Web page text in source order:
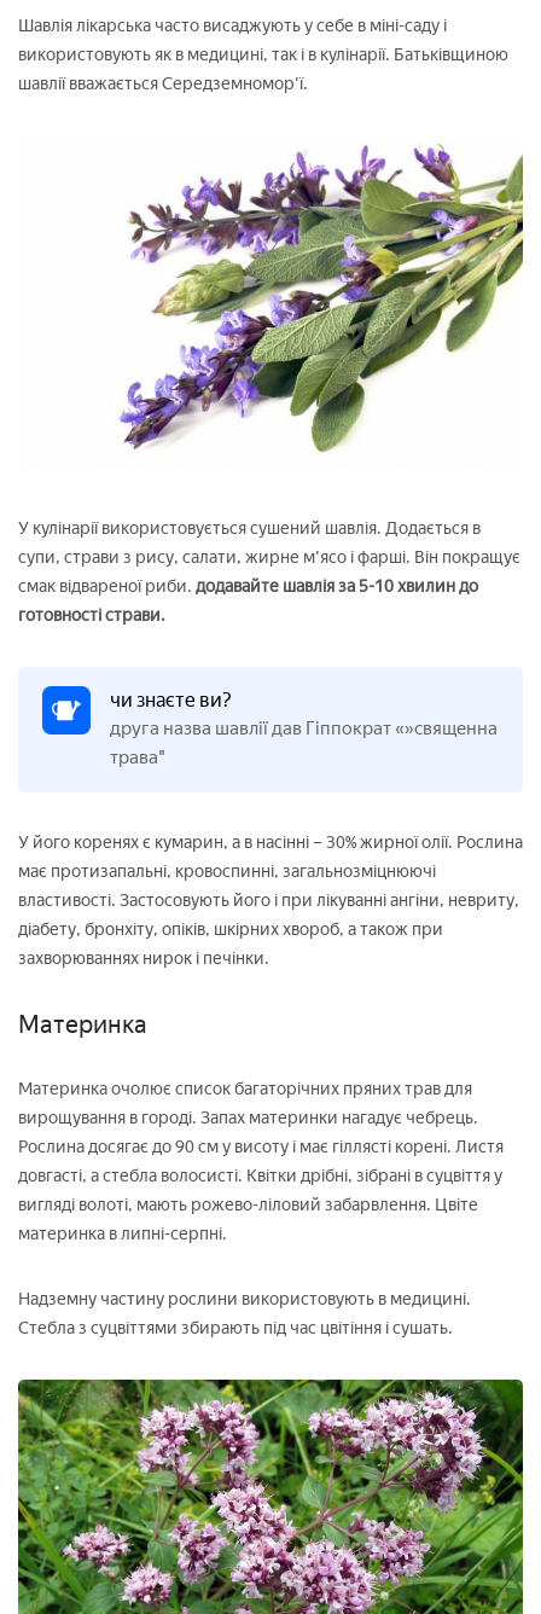
Шавлія лікарська часто висаджують у себе в міні-саду і
використовують як в медицині, так і в кулінарії. Батьківщиною
шавлії вважається Середземномор'ї.
У кулінарії використовується сушений шавлія. Додається в
супи, страви з рису, салати, жирне м'ясо і фарші. Він покращує
смак відвареної риби. додавайте шавлія за 5-10 хвилин до
готовності страви.
чи знаєте ви?
друга назва шавлії дав Гіппократ «»священна
трава"
У його коренях є кумарин, а в насінні – 30% жирної олії. Рослина
має протизапальні, кровоспинні, загальнозміцнюючі
властивості. Застосовують його і при лікуванні ангіни, невриту,
діабету, бронхіту, опіків, шкірних хвороб, а також при
захворюваннях нирок і печінки.
Материнка
Материнка очолює список багаторічних пряних трав для
вирощування в городі. Запах материнки нагадує чебрець.
Рослина досягає до 90 см у висоту і має гіллясті корені. Листя
довгасті, а стебла волосисті. Квітки дрібні, зібрані в суцвіття у
вигляді волоті, мають рожево-ліловий забарвлення. Цвіте
материнка в липні-серпні.
Надземну частину рослини використовують в медицині.
Стебла з суцвіттями збирають під час цвітіння і сушать.